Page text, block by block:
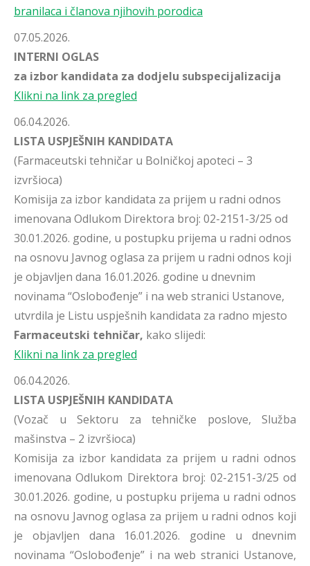
branilaca i članova njihovih porodica
07.05.2026.
INTERNI OGLAS
za izbor kandidata za dodjelu subspecijalizacija
Klikni na link za pregled
06.04.2026.
LISTA USPJEŠNIH KANDIDATA
(Farmaceutski tehničar u Bolničkoj apoteci – 3
izvršioca)
Komisija za izbor kandidata za prijem u radni odnos
imenovana Odlukom Direktora broj: 02-2151-3/25 od
30.01.2026. godine, u postupku prijema u radni odnos
na osnovu Javnog oglasa za prijem u radni odnos koji
je objavljen dana 16.01.2026. godine u dnevnim
novinama “Oslobođenje” i na web stranici Ustanove,
utvrdila je Listu uspješnih kandidata za radno mjesto
Farmaceutski tehničar, kako slijedi:
Klikni na link za pregled
06.04.2026.
LISTA USPJEŠNIH KANDIDATA
(Vozač u Sektoru za tehničke poslove, Služba
mašinstva – 2 izvršioca)
Komisija za izbor kandidata za prijem u radni odnos
imenovana Odlukom Direktora broj: 02-2151-3/25 od
30.01.2026. godine, u postupku prijema u radni odnos
na osnovu Javnog oglasa za prijem u radni odnos koji
je objavljen dana 16.01.2026. godine u dnevnim
novinama “Oslobođenje” i na web stranici Ustanove,